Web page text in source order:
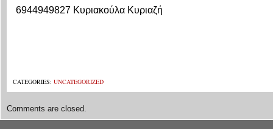
6944949827 Κυριακούλα Κυριαζή
CATEGORIES: UNCATEGORIZED
Comments are closed.